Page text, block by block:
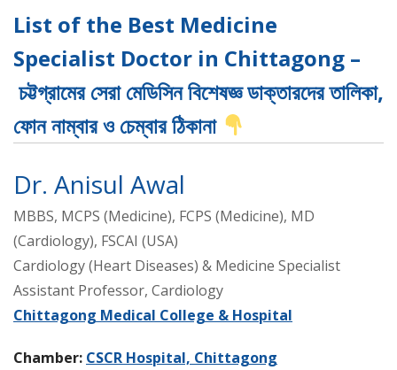
List of the Best Medicine
Specialist Doctor in Chittagong –
চট্টগ্রামের সেরা মেডিসিন বিশেষজ্ঞ ডাক্তারদের তালিকা,
ফোন নাম্বার ও চেম্বার ঠিকানা
Dr. Anisul Awal
MBBS, MCPS (Medicine), FCPS (Medicine), MD
(Cardiology), FSCAI (USA)
Cardiology (Heart Diseases) & Medicine Specialist
Assistant Professor, Cardiology
Chittagong Medical College & Hospital
Chamber: CSCR Hospital, Chittagong